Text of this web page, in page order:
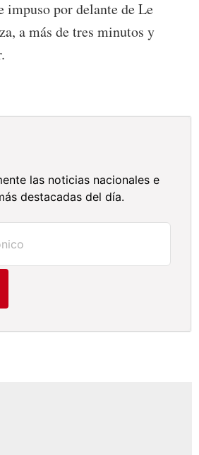
impuso por delante de Le
a más de tres minutos y
las noticias nacionales e
destacadas del día.